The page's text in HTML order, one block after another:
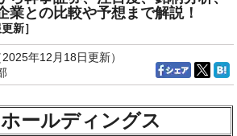
業との比較や予想まで解説！
新］
年12月18日更新）
ールディングス